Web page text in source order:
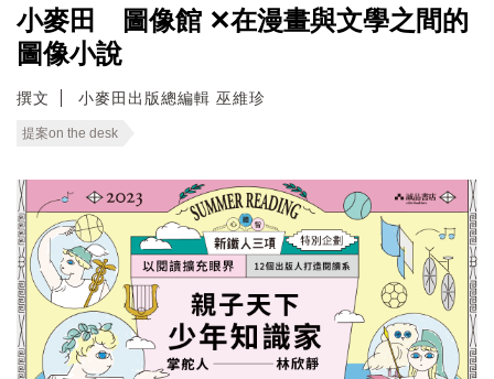
小麥田 圖像館 ✕在漫畫與文學之間的
圖像小說
撰文 小麥田出版總編輯 巫維珍
提案on the desk